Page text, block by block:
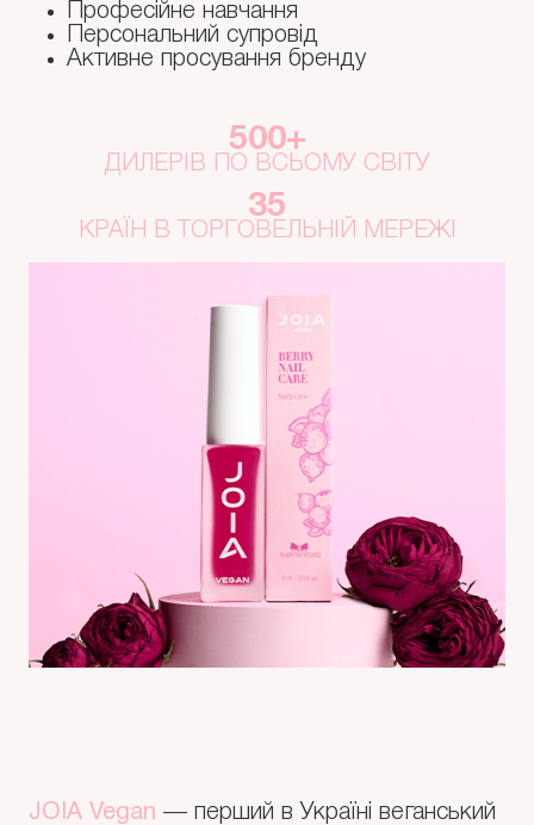
Професійне навчання
Персональний супровід
Активне просування бренду
500+
ДИЛЕРІВ ПО ВСЬОМУ СВІТУ
35
КРАЇН В ТОРГОВЕЛЬНІЙ МЕРЕЖІ
JOIA Vegan — перший в Україні веганський